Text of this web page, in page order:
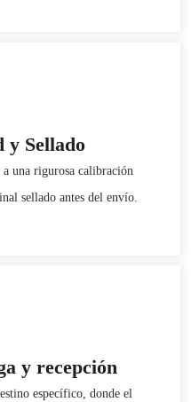
y Sellado
una rigurosa calibración
sellado antes del envío.
y recepción
específico, donde el